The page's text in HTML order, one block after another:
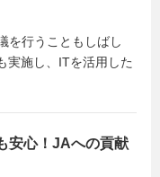
を行うこともしばし
実施し、ITを活用した
安心！JAへの貢献